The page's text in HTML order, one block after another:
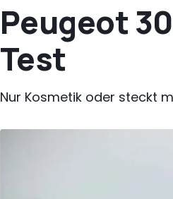
Peugeot
Test
Nur Kosmetik oder steckt